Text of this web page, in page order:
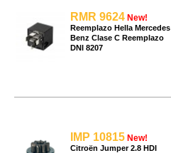
RMR 9624 New!
Reemplazo Hella Mercedes
Benz Clase C Reemplazo
DNI 8207
IMP 10815 New!
Citroën Jumper 2.8 HDI